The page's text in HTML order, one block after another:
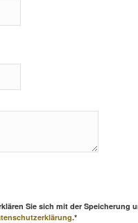
Sie sich mit der Speicherung
.*